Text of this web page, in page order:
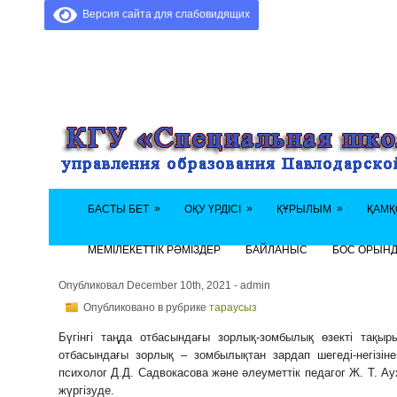
Версия сайта для слабовидящих
БАСТЫ БЕТ » ОҚУ ҮРДІСІ » ҚҰРЫЛЫМ »
МЕМІЛЕКЕТТІК РӘМІЗДЕР БАЙЛАНЫС БОС
Опубликовал December 10th, 2021 - admin
Опубликовано в рубрике тараусыз
Бүгінгі таңда отбасындағы зорлық-зомбылық өзекті
отбасындағы зорлық – зомбылықтан зардап шегеді-
психолог Д.Д. Садвокасова және әлеуметтік педагог Ж. Т.
жүргізуде.